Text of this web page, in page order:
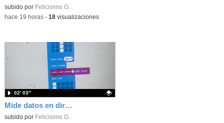
Contenido educativo.
subido por Felicisimo G.
-hace 19 horas- 18visualizaciones
Mide datos en directo usando tu placa microbit y programando con MakeCode dos placas conectadas por radio
Contenido educativo.
subido por Felicisimo G.
02′ 03″